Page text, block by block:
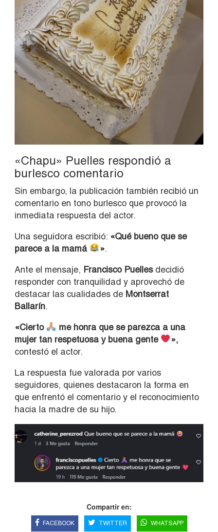
«Chapu» Puelles respondió a
burlesco comentario
Sin embargo, la publicación también recibió un
comentario en tono burlesco que provocó la
inmediata respuesta del actor.
Una seguidora escribió: «Qué bueno que se
parece a la mamá
».
Ante el mensaje, Francisco Puellesdecidió
responder con tranquilidad y aprovechó de
destacar las cualidades de Montserrat
Ballarín.
«Cierto
me honra que se parezca a una
mujer tan respetuosa y buena gente
»,
contestó el actor.
La respuesta fue valorada por varios
seguidores, quienes destacaron la forma en
que enfrentó el comentario y el reconocimiento
hacia la madre de su hijo.
Compartir en:
FACEBOOK TWITTER WHATSAPP